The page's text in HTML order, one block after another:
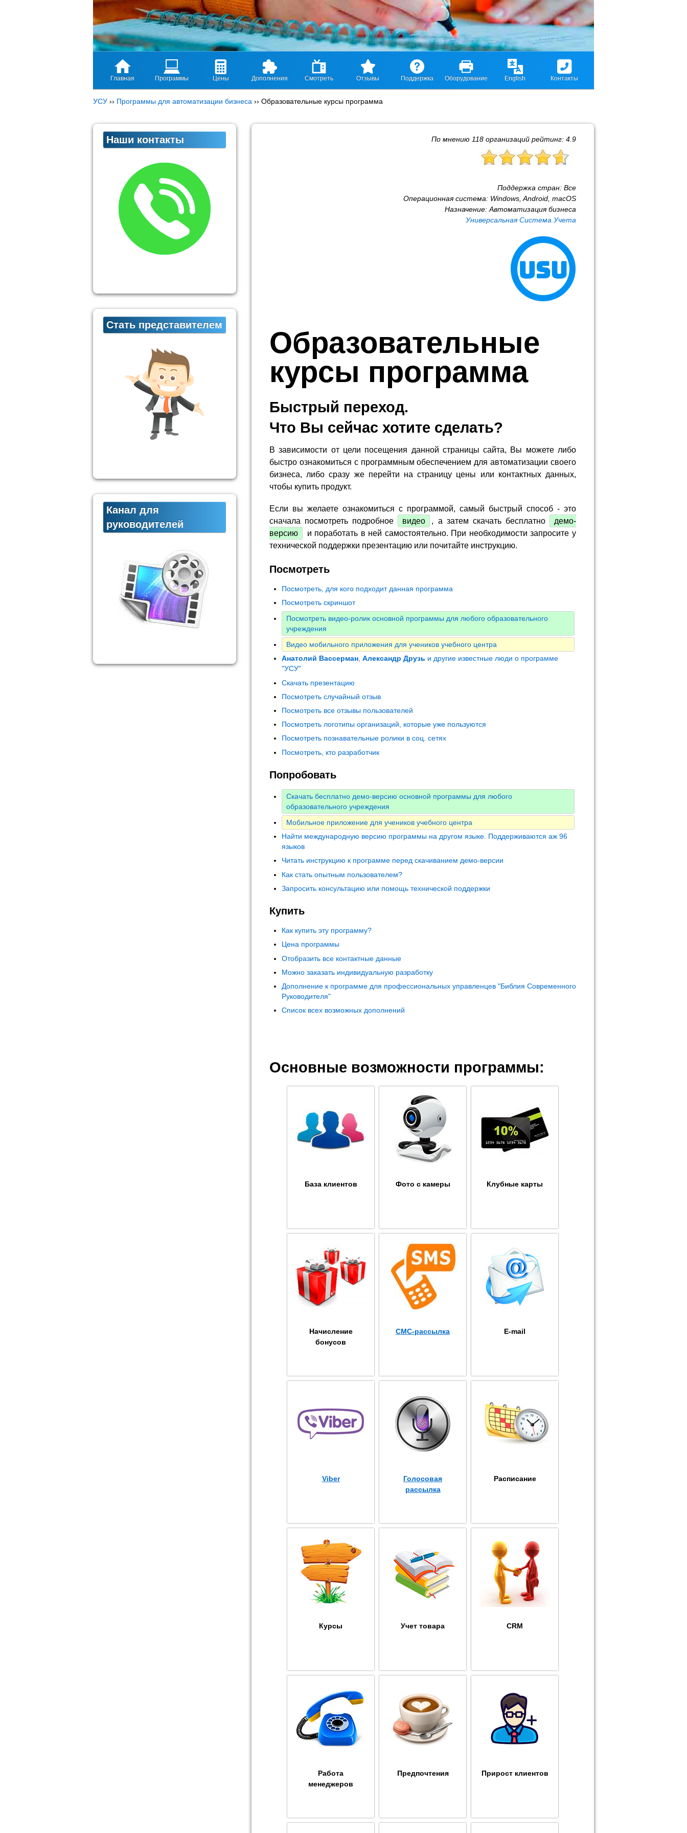
Главная Программы Цены Дополнения Смотреть Отзывы Поддержка Оборудование English Контакты
УСУ ›› Программы для автоматизации бизнеса ›› Образовательные курсы программа
По мнению 118 организаций рейтинг: 4.9
Поддержка стран: Все
Операционная система: Windows, Android, macOS
Назначение: Автоматизация бизнеса
Универсальная Система Учета
Образовательные
курсы программа
Быстрый переход.
Что Вы сейчас хотите сделать?
В зависимости от цели посещения данной страницы сайта, Вы можете либо
быстро ознакомиться с программным обеспечением для автоматизации своего
бизнеса, либо сразу же перейти на страницу цены или контактных данных,
чтобы купить продукт.
Если вы желаете ознакомиться с программой, самый быстрый способ - это
сначала посмотреть подробное
видео , а затем скачать бесплатно
демо-
версию
и поработать в ней самостоятельно. При необходимости запросите у
технической поддержки презентацию или почитайте инструкцию.
Посмотреть
Посмотреть, для кого подходит данная программа
Посмотреть скриншот
Посмотреть видео-ролик основной программы для любого образовательного
учреждения
Видео мобильного приложения для учеников учебного центра
Анатолий Вассерман, Александр Друзь и другие известные люди о программе
"УСУ"
Скачать презентацию
Посмотреть случайный отзыв
Посмотреть все отзывы пользователей
Посмотреть логотипы организаций, которые уже пользуются
Посмотреть познавательные ролики в соц. сетях
Посмотреть, кто разработчик
Попробовать
Скачать бесплатно демо-версию основной программы для любого
образовательного учреждения
Мобильное приложение для учеников учебного центра
Найти международную версию программы на другом языке. Поддерживаются аж 96
языков
Читать инструкцию к программе перед скачиванием демо-версии
Как стать опытным пользователем?
Запросить консультацию или помощь технической поддержки
Купить
Как купить эту программу?
Цена программы
Отобразить все контактные данные
Можно заказать индивидуальную разработку
Дополнение к программе для профессиональных управленцев "Библия Современного
Руководителя"
Список всех возможных дополнений
Основные возможности программы:
База клиентов Фото с камеры Клубные карты
Начисление
бонусов
СМС-рассылка E-mail
Viber
Голосовая
рассылка
Расписание
Курсы Учет товара CRM
Работа
менеджеров
Предпочтения Прирост клиентов
Наши контакты
Стать представителем
Канал для
руководителей